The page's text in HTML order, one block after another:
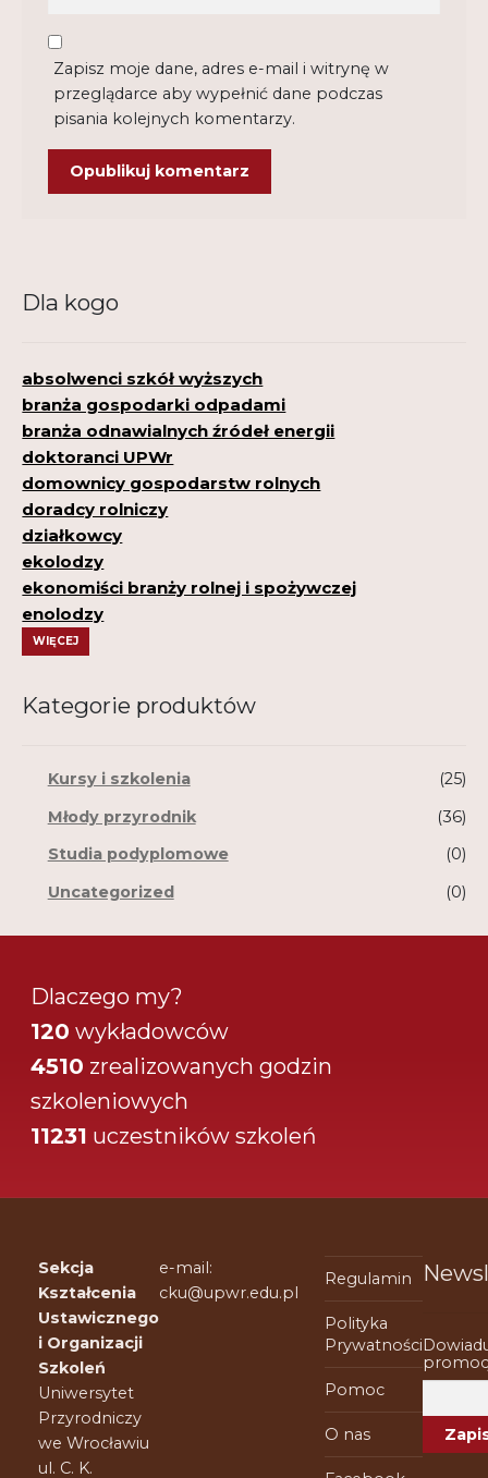
Zapisz moje dane, adres e-mail i witrynę w
przeglądarce aby wypełnić dane podczas
pisania kolejnych komentarzy.
Dla kogo
absolwenci szkół wyższych
branża gospodarki odpadami
branża odnawialnych źródeł energii
doktoranci UPWr
domownicy gospodarstw rolnych
doradcy rolniczy
działkowcy
ekolodzy
ekonomiści branży rolnej i spożywczej
enolodzy
WIĘCEJ
Kategorie produktów
Kursy i szkolenia
(25)
Młody przyrodnik
(36)
Studia podyplomowe
(0)
Uncategorized
(0)
Dlaczego my?
120 wykładowców
4510 zrealizowanych godzin
szkoleniowych
11231 uczestników szkoleń
Sekcja
Kształcenia
Ustawicznego
i Organizacji
Szkoleń
Uniwersytet
Przyrodniczy
we Wrocławiu
ul. C. K.
e-mail:
cku@upwr.edu.pl
Regulamin
Polityka
Prywatności
Pomoc
O nas